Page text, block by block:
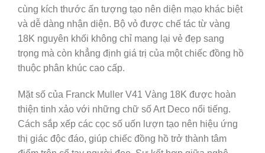
cùng kích thước ấn tượng tạo nên diện mạo khác biệt
và dễ dàng nhận diện. Bộ vỏ được chế tác từ vàng
18K nguyên khối không chỉ mang lại vẻ đẹp sang
trọng mà còn khẳng định giá trị của một chiếc đồng hồ
thuộc phân khúc cao cấp.
Mặt số của Franck Muller V41 Vàng 18K được hoàn
thiện tinh xảo với những chữ số Art Deco nổi tiếng.
Cách sắp xếp các cọc số uốn lượn tạo nên hiệu ứng
thị giác độc đáo, giúp chiếc đồng hồ trở thành tâm